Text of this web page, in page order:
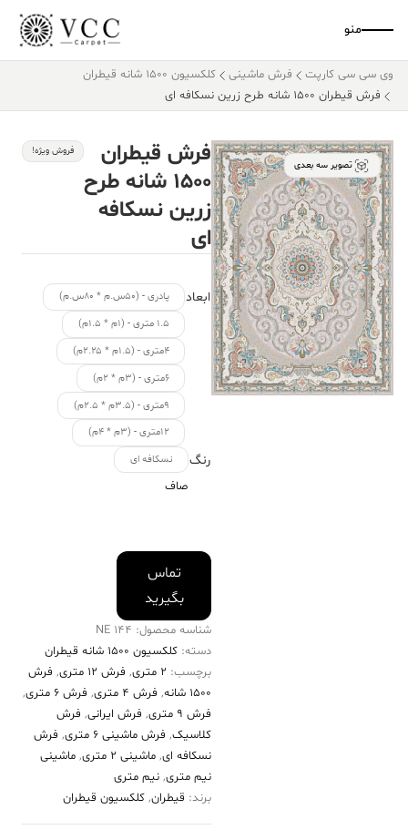
منو
وی سی سی کارپت فرش ماشینی
کلکسیون ۱۵۰۰ شانه قیطران
فرش قیطران ۱۵۰۰ شانه طرح زرین نسکافه ای
تصویر سه بعدی
فرش قیطران
۱۵۰۰ شانه طرح
زرین نسکافه
ای
فروش ویژه!
ابعاد
پادری - (۵۰س.م * ۸۰س.م)
۱.۵ متری - (۱م * ۱.۵م)
۴متری - (۱.۵م * ۲.۲۵م)
۶متری - (۳م * ۲م)
۹متری - (۳.۵م * ۲.۵م)
۱۲متری - (۳م * ۴م)
رنگ نسکافه ای
صاف
تماس
بگیرید
شناسه محصول: 144 NE
دسته: کلکسیون ۱۵۰۰ شانه قیطران
برچسب: 2 متری , فرش 12 متری , فرش
۱۵۰۰ شانه
, فرش 4 متری , فرش 6 متری
,
فرش 9 متری
, فرش ایرانی, فرش
کلاسیک, فرش ماشینی 6 متری , فرش
نسکافه ای, ماشینی 2 متری , ماشینی
نیم متری, نیم متری
برند: قیطران, کلکسیون قیطران